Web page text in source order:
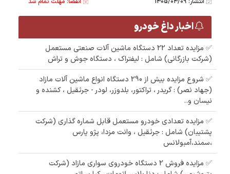
اخبار داغ خودرو
✅ مزایده تعداد 22 دستگاه ماشین آلات صنعتی مستعمل
(شرکت بازرگانی) شامل : لیفتراک ، دستگاه جوش و تراش
✅ شروع مزایده بیش از 290 دستگاه انواع ماشین آلات مازاد
(جهاد نصر) : گریدر ، تراکتور، بلدوزر، لودر - جرثقیل ، کشنده و
نیسان و..
✅ مزایده تعدادی خودرو مستعمل قابل شماره گذاری (شرکت
پشتیبان) شامل : جرثقیل ، وانت مزدا، پژو پارس
،سمند،آمبولانس
✅ مزایده فروش 2 دستگاه خودروی سواری مازاد (شرکت